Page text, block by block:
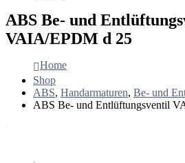
ABS Be- und
VAIA/EPDM d 25
Home
Shop
ABS, Handarmaturen, Be- und
ABS Be- und Entlüftungsventil